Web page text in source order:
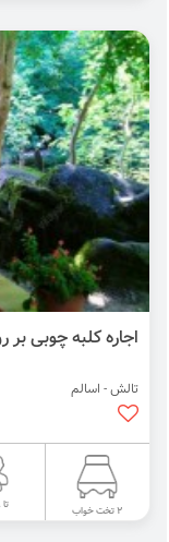
اجاره کلبه چوبی بر
تالش - اسالم
2 تخت خواب تا 8 مهمان